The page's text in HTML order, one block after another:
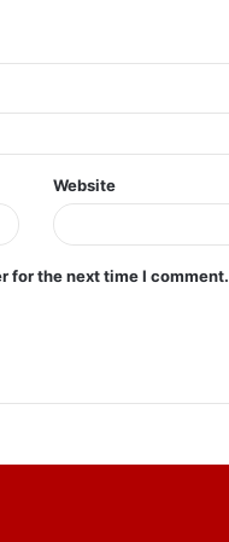
Website
for the next time I comment.